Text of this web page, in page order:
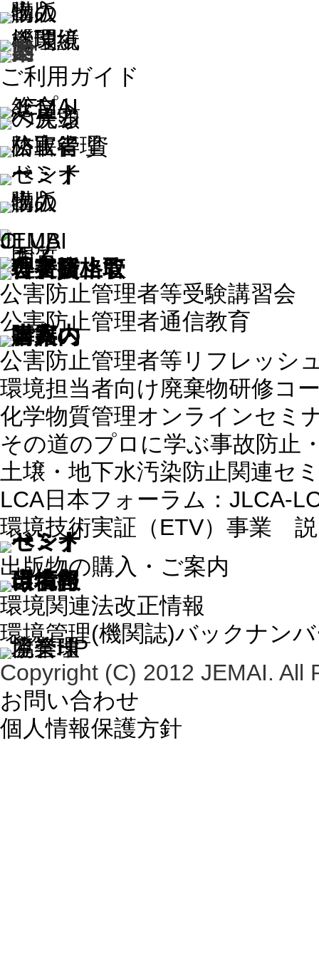
ご利用ガイド
公害防止管理者等受験講習会
公害防止管理者通信教育
公害防止管理者等リフレッシ
環境担当者向け廃棄物研修コ
化学物質管理オンラインセミ
その道のプロに学ぶ事故防止
土壌・地下水汚染防止関連セ
LCA日本フォーラム：JLCA-
環境技術実証（ETV）事業
出版物の購入・ご案内
環境関連法改正情報
環境管理(機関誌)バックナン
Copyright (C) 2012 JEMAI. All
お問い合わせ
個人情報保護方針